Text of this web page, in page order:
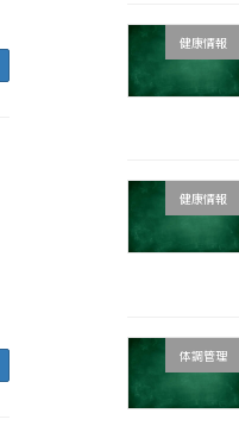
健康情報
健康情報
体調管理